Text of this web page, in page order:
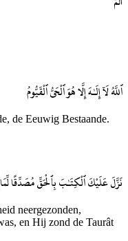
ٱللَّهُ لَآ إِلَـٰهَ إِلَّا هُوَ ٱلْحَىُّ ٱلْقَيُّومُ
de Eeuwig Bestaande.
نَزَّلَ عَلَيْكَ ٱلْكِتَـٰبَ بِٱلْحَقِّ مُصَدِّقًا لِّمَا
neergezonden,
en Hij zond de Taurât